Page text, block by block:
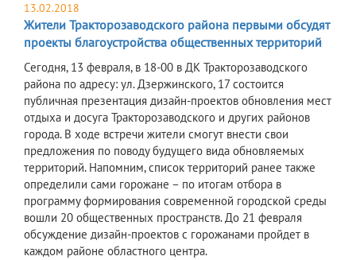
13.02.2018
Жители Тракторозаводского района первыми обсудят
проекты благоустройства общественных территорий
Сегодня, 13 февраля, в 18-00 в ДК Тракторозаводского
района по адресу: ул. Дзержинского, 17 состоится
публичная презентация дизайн-проектов обновления мест
отдыха и досуга Тракторозаводского и других районов
города. В ходе встречи жители смогут внести свои
предложения по поводу будущего вида обновляемых
территорий. Напомним, список территорий ранее также
определили сами горожане – по итогам отбора в
программу формирования современной городской среды
вошли 20 общественных пространств. До 21 февраля
обсуждение дизайн-проектов с горожанами пройдет в
каждом районе областного центра.